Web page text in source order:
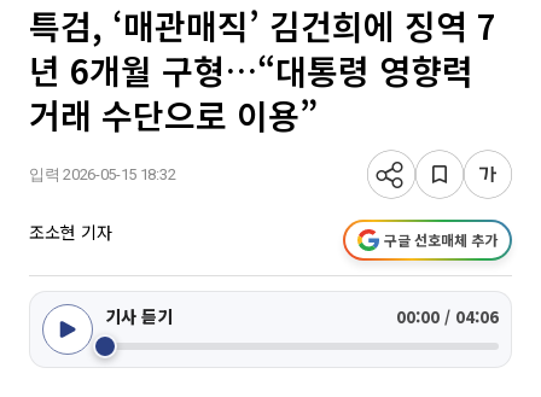
특검, ‘매관매직’ 김건희에 징역 7
년 6개월 구형…“대통령 영향력
거래 수단으로 이용”
입력 2026-05-15 18:32
조소현 기자 구글 선호매체 추가
기사 듣기 00:00 / 04:06